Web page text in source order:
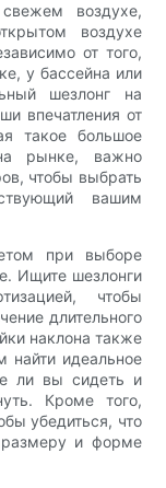
воздухе,
воздухе
от того,
у бассейна или
шезлонг на
впечатления от
такое большое
рынке, важно
чтобы выбрать
вашим
при выборе
Ищите шезлонги
чтобы
длительного
наклона также
найти идеальное
ли вы сидеть и
Кроме того,
убедиться, что
размеру и форме